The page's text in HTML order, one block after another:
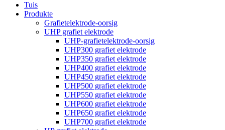
Tuis
Produkte
Grafietelektrode-oorsig
UHP grafiet elektrode
UHP-grafietelektrode-oorsig
UHP300 grafiet elektrode
UHP350 grafiet elektrode
UHP400 grafiet elektrode
UHP450 grafiet elektrode
UHP500 grafiet elektrode
UHP550 grafiet elektrode
UHP600 grafiet elektrode
UHP650 grafiet elektrode
UHP700 grafiet elektrode